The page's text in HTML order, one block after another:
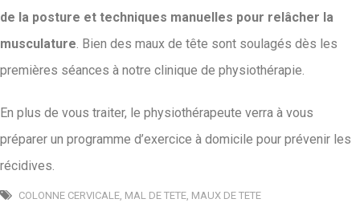
de la posture et techniques manuelles pour relâcher la
musculature. Bien des maux de tête sont soulagés dès les
premières séances à notre clinique de physiothérapie.
En plus de vous traiter, le physiothérapeute verra à vous
préparer un programme d’exercice à domicile pour prévenir les
récidives.
COLONNE CERVICALE, MAL DE TETE, MAUX DE TETE